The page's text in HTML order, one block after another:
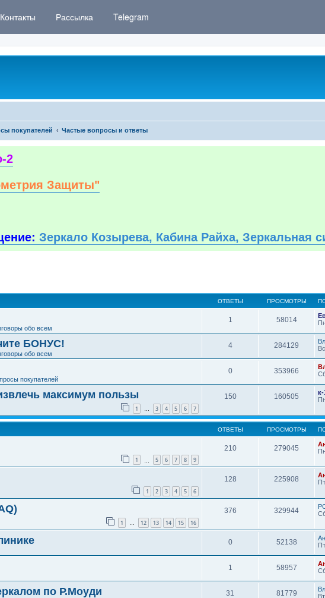
Контакты Рассылка Telegram
покупателей Частые вопросы и ответы
2
Защиты"
Зеркало Козырева, Кабина Райха, Зеркальная
ОТВЕТЫ ПРОСМОТРЫ
обо всем
1 58014
БОНУС!
обо всем
4 284129
покупателей
0 353966
максимум пользы
1 … 3 4 5 6 7
150 160505
к-
ОТВЕТЫ ПРОСМОТРЫ
1 5 6 7 8 9
210 279045
1 2 3 4 5 6
128 225908
1 … 12 13 14 15 16
376 329944
0 52138
1 58957
по Р.Моуди 31 81779